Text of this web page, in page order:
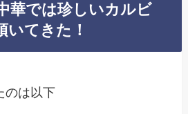
華では珍しいカルビ
いてきた！
のは以下